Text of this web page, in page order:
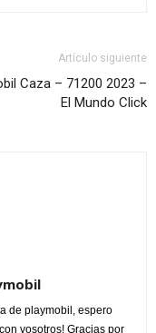
Artículo siguiente
Caza – 71200 2023 –
El Mundo Click
de playmobil, espero
vosotros! Gracias por